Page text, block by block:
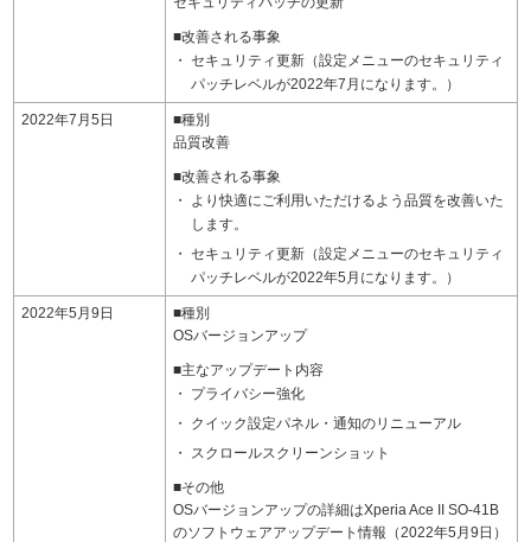
■改善される事象
セキュリティ更新（設定メニューのセキュリティ
パッチレベルが2022年7月になります。）
2022年7月5日
■種別
品質改善
■改善される事象
より快適にご利用いただけるよう品質を改善いた
します。
セキュリティ更新（設定メニューのセキュリティ
パッチレベルが2022年5月になります。）
2022年5月9日
■種別
OSバージョンアップ
■主なアップデート内容
プライバシー強化
クイック設定パネル・通知のリニューアル
スクロールスクリーンショット
■その他
OSバージョンアップの詳細はXperia Ace II SO-41B
のソフトウェアアップデート情報（2022年5月9日）